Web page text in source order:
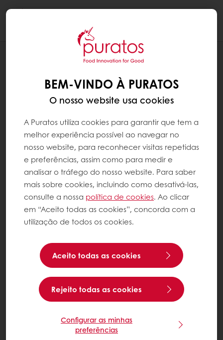
PÃO DE CENTEIO DE CROSTA
CROCANTEBEM-VINDO À PURATOS
O nosso website usa cookies
A Puratos utiliza cookies para garantir que tem a
melhor experiência possível ao navegar no
nosso website, para reconhecer visitas repetidas
e preferências, assim como para medir e
analisar o tráfego do nosso website. Para saber
mais sobre cookies, incluindo como desativá-las,
consulte a nossa política de cookies. Ao clicar
em “Aceito todas as cookies”, concorda com a
utilização de todos os cookies.
Aceito todas as cookies
Rejeito todas as cookies
Configurar as minhas
preferências